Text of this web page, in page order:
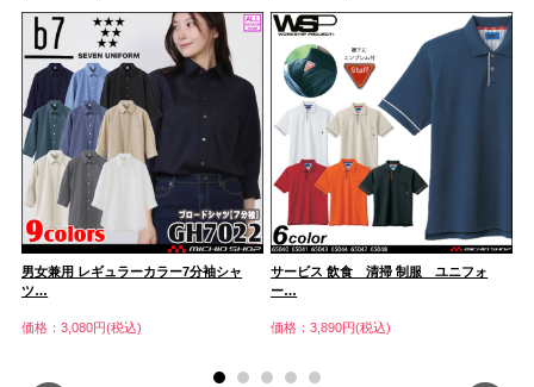
男女兼用 レギュラーカラー7分袖シャ
ツ…
価格：3,080円(税込)
サービス 飲食 清掃 制服 ユニフォ
ー…
価格：3,890円(税込)